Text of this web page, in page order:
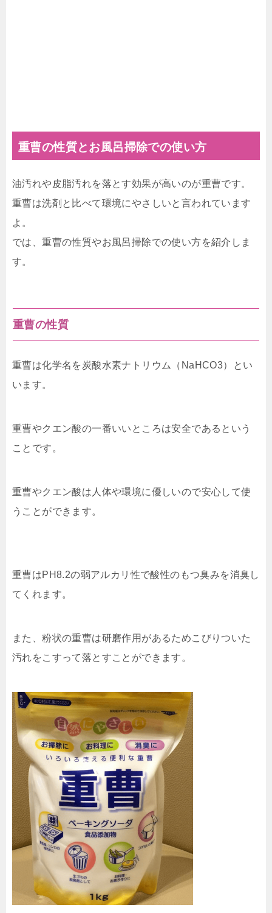
重曹の性質とお風呂掃除での使い方
油汚れや皮脂汚れを落とす効果が高いのが重曹です。
重曹は洗剤と比べて環境にやさしいと言われています
よ。
では、重曹の性質やお風呂掃除での使い方を紹介しま
す。
重曹の性質
重曹は化学名を炭酸水素ナトリウム（NaHCO3）とい
います。
重曹やクエン酸の一番いいところは安全であるという
ことです。
重曹やクエン酸は人体や環境に優しいので安心して使
うことができます。
重曹はPH8.2の弱アルカリ性で酸性のもつ臭みを消臭し
てくれます。
また、粉状の重曹は研磨作用があるためこびりついた
汚れをこすって落とすことができます。